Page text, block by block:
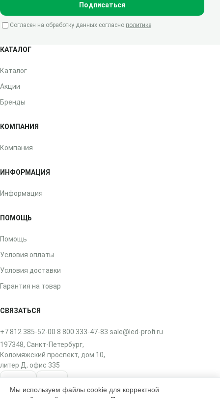
Подписаться
Согласен на обработку данных согласно политике
КАТАЛОГ
Каталог
Акции
Бренды
КОМПАНИЯ
Компания
ИНФОРМАЦИЯ
Информация
ПОМОЩЬ
Помощь
Условия оплаты
Условия доставки
Гарантия на товар
СВЯЗАТЬСЯ
+7 812 385-52-00 8 800 333-47-83 sale@led-profi.ru
197348, Санкт-Петербург,
Коломяжский проспект, дом 10,
литер Д, офис 335
Мы используем файлы cookie для корректной